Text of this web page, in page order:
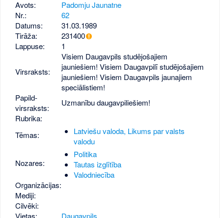
Avots:
Padomju Jaunatne
Nr.:
62
Datums:
31.03.1989
Tirāža:
231400
Lappuse:
1
Virsraksts:
Visiem Daugavpils studējošajiem
jauniešiem! Visiem Daugavpilī studējošajiem
jauniešiem! Visiem Daugavpils jaunajiem
speciālistiem!
Papild­
virsraksts:
Uzmanību daugavpiliešiem!
Rubrika:
Tēmas:
Latviešu valoda, Likums par valsts
valodu
Nozares:
Politika
Tautas izglītība
Valodniecība
Organizācijas:
Mediji:
Cilvēki:
Vietas:
Daugavpils